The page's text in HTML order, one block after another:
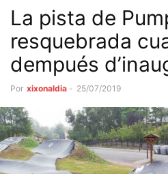
La pista de
resquebrada
dempués
Por xixonaldia - 25/07/2019